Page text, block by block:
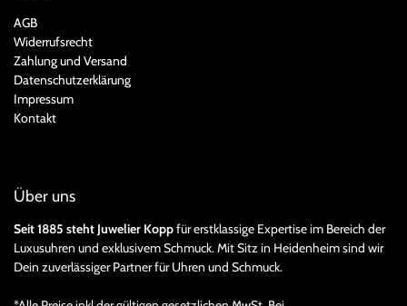
AGB
Widerrufsrecht
Zahlung und Versand
Datenschutzerklärung
Impressum
Kontakt
Über uns
Seit 1885 steht Juwelier Koppfür erstklassige Expertise im Bereich der
Luxusuhren und exklusivem Schmuck. Mit Sitz in Heidenheim sind wir
Dein zuverlässiger Partner für Uhren und Schmuck.